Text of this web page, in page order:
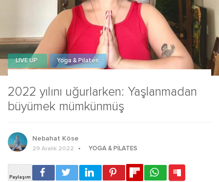
2022 yılını uğurlarken: Yaşlanmadan
büyümek mümkünmüş
LIVE UP Yoga & Pilates
Nebahat Köse
29 Aralık 2022 YOGA & PILATES